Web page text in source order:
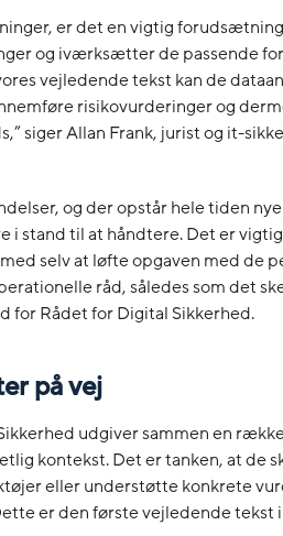
er det en vigtig
og iværksætter de passende
vejledende tekst kan de
risikovurderinger og
siger Allan Frank, jurist og it-
og der opstår hele tiden
i stand til at håndtere. Det er
selv at løfte opgaven med de
råd, således som det
for Rådet for Digital Sikkerhed.
på vej
udgiver sammen en
kontekst. Det er tanken, at de
eller understøtte konkrete
er den første vejledende tekst